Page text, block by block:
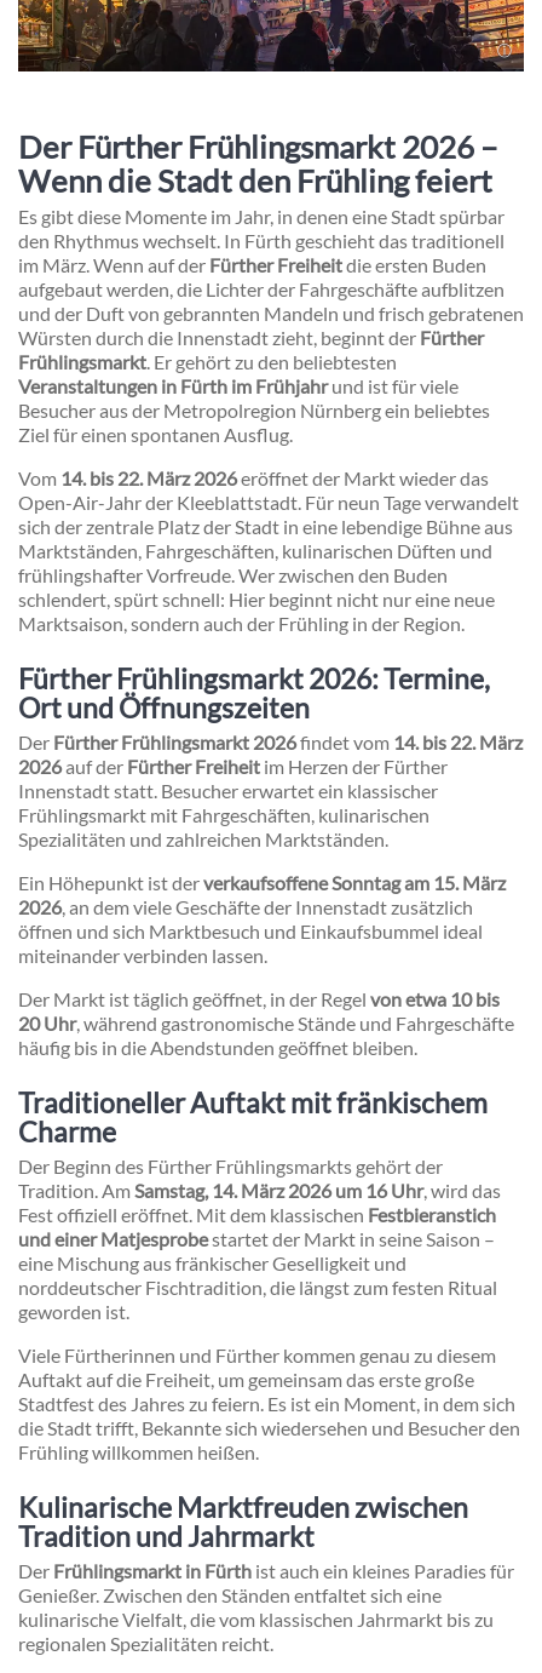
Der Fürther Frühlingsmarkt 2026 –
Wenn die Stadt den Frühling feiert
Es gibt diese Momente im Jahr, in denen eine Stadt spürbar
den Rhythmus wechselt. In Fürth geschieht das traditionell
im März. Wenn auf der Fürther Freiheitdie ersten Buden
aufgebaut werden, die Lichter der Fahrgeschäfte aufblitzen
und der Duft von gebrannten Mandeln und frisch gebratenen
Würsten durch die Innenstadt zieht, beginnt der Fürther
Frühlingsmarkt. Er gehört zu den beliebtesten
Veranstaltungen in Fürth im Frühjahrund ist für viele
Besucher aus der Metropolregion Nürnberg ein beliebtes
Ziel für einen spontanen Ausflug.
Vom 14. bis 22. März 2026eröffnet der Markt wieder das
Open-Air-Jahr der Kleeblattstadt. Für neun Tage verwandelt
sich der zentrale Platz der Stadt in eine lebendige Bühne aus
Marktständen, Fahrgeschäften, kulinarischen Düften und
frühlingshafter Vorfreude. Wer zwischen den Buden
schlendert, spürt schnell: Hier beginnt nicht nur eine neue
Marktsaison, sondern auch der Frühling in der Region.
Fürther Frühlingsmarkt 2026: Termine,
Ort und Öffnungszeiten
Der Fürther Frühlingsmarkt 2026findet vom 14. bis 22. März
2026auf der Fürther Freiheit im Herzen der Fürther
Innenstadt statt. Besucher erwartet ein klassischer
Frühlingsmarkt mit Fahrgeschäften, kulinarischen
Spezialitäten und zahlreichen Marktständen.
Ein Höhepunkt ist derverkaufsoffene Sonntag am 15. März
2026, an dem viele Geschäfte der Innenstadt zusätzlich
öffnen und sich Marktbesuch und Einkaufsbummel ideal
miteinander verbinden lassen.
Der Markt ist täglich geöffnet, in der Regel von etwa 10 bis
20 Uhr, während gastronomische Stände und Fahrgeschäfte
häufig bis in die Abendstunden geöffnet bleiben.
Traditioneller Auftakt mit fränkischem
Charme
Der Beginn des Fürther Frühlingsmarkts gehört der
Tradition. Am Samstag, 14. März 2026 um 16 Uhr, wird das
Fest offiziell eröffnet. Mit dem klassischen Festbieranstich
und einer Matjesprobestartet der Markt in seine Saison –
eine Mischung aus fränkischer Geselligkeit und
norddeutscher Fischtradition, die längst zum festen Ritual
geworden ist.
Viele Fürtherinnen und Fürther kommen genau zu diesem
Auftakt auf die Freiheit, um gemeinsam das erste große
Stadtfest des Jahres zu feiern. Es ist ein Moment, in dem sich
die Stadt trifft, Bekannte sich wiedersehen und Besucher den
Frühling willkommen heißen.
Kulinarische Marktfreuden zwischen
Tradition und Jahrmarkt
Der Frühlingsmarkt in Fürth ist auch ein kleines Paradies für
Genießer. Zwischen den Ständen entfaltet sich eine
kulinarische Vielfalt, die vom klassischen Jahrmarkt bis zu
regionalen Spezialitäten reicht.